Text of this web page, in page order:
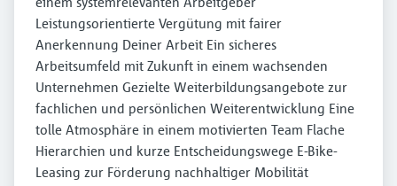
Leistungsorientierte Vergütung mit fairer
Anerkennung Deiner Arbeit Ein sicheres
Arbeitsumfeld mit Zukunft in einem wachsenden
Unternehmen Gezielte Weiterbildungsangebote zur
fachlichen und persönlichen Weiterentwicklung Eine
tolle Atmosphäre in einem motivierten Team Flache
Hierarchien und kurze Entscheidungswege E-Bike-
Leasing zur Förderung nachhaltiger Mobilität